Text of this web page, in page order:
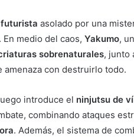
asolado por una
medio del caos, Yakumo,
sobrenaturales, junto
amenaza con destruirlo todo.
introduce el ninjutsu de
combinando ataques
. Además, el sistema de